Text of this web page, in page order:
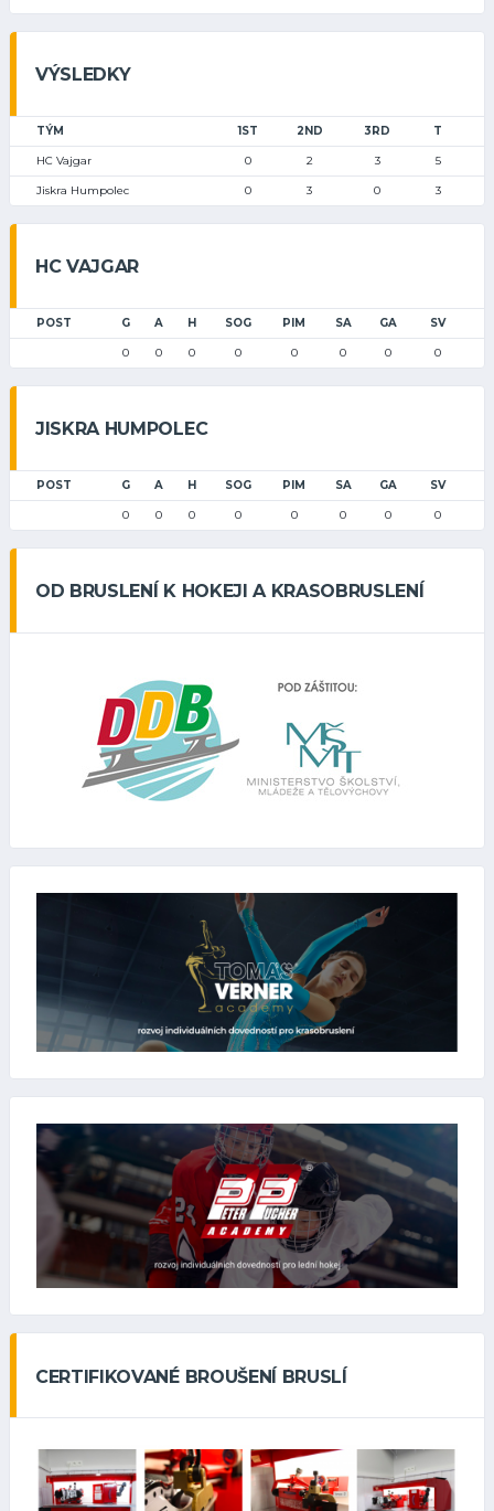
VÝSLEDKY
TÝM 1ST 2ND 3RD T
HC Vajgar 0 2 3 5
Jiskra Humpolec 0 3 0 3
HC VAJGAR
POST G A H SOG PIM SA GA SV
0 0 0 0 0 0 0 0
JISKRA HUMPOLEC
POST G A H SOG PIM SA GA SV
0 0 0 0 0 0 0 0
OD BRUSLENÍ K HOKEJI A KRASOBRUSLENÍ
CERTIFIKOVANÉ BROUŠENÍ BRUSLÍ